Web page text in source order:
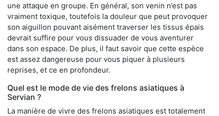
une attaque en groupe. En général, son venin n’est pas
vraiment toxique, toutefois la douleur que peut provoquer
son aiguillon pouvant aisément traverser les tissus épais
devrait suffire pour vous dissuader de vous aventurer
dans son espace. De plus, il faut savoir que cette espèce
est assez dangereuse pour vous piquer à plusieurs
reprises, et ce en profondeur.
Quel est le mode de vie des frelons asiatiques à
Servian ?
La manière de vivre des frelons asiatiques est totalement